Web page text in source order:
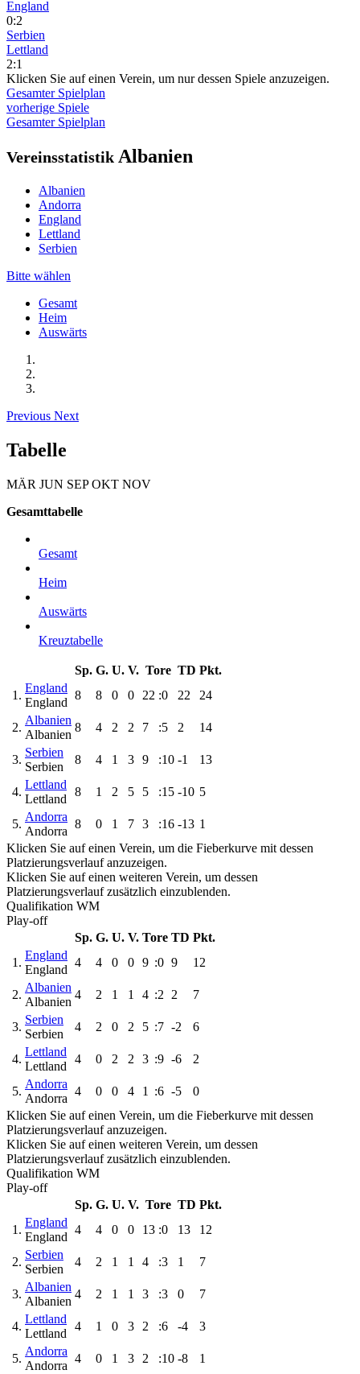
England
0:2
Serbien
Lettland
2:1
Klicken Sie auf einen Verein, um nur dessen Spiele anzuzeigen.
Gesamter Spielplan
vorherige Spiele
Gesamter Spielplan
Vereinsstatistik Albanien
Albanien
Andorra
England
Lettland
Serbien
Bitte wählen
Gesamt
Heim
Auswärts
Previous Next
Tabelle
MÄR JUN SEP OKT NOV
Gesamttabelle
Gesamt
Heim
Auswärts
Kreuztabelle
Sp. G. U. V. Tore TD Pkt.
1.
England
England
8 8 0 0 22 :0 22 24
2.
Albanien
Albanien
8 4 2 2 7 :5 2 14
3.
Serbien
Serbien
8 4 1 3 9 :10 -1 13
4.
Lettland
Lettland
8 1 2 5 5 :15 -10 5
5.
Andorra
Andorra
8 0 1 7 3 :16 -13 1
Klicken Sie auf einen Verein, um die Fieberkurve mit dessen
Platzierungsverlauf anzuzeigen.
Klicken Sie auf einen weiteren Verein, um dessen
Platzierungsverlauf zusätzlich einzublenden.
Qualifikation WM
Play-off
Sp. G. U. V. Tore TD Pkt.
1.
England
England
4 4 0 0 9 :0 9 12
2.
Albanien
Albanien
4 2 1 1 4 :2 2 7
3.
Serbien
Serbien
4 2 0 2 5 :7 -2 6
4.
Lettland
Lettland
4 0 2 2 3 :9 -6 2
5.
Andorra
Andorra
4 0 0 4 1 :6 -5
0
Klicken Sie auf einen Verein, um die Fieberkurve mit dessen
Platzierungsverlauf anzuzeigen.
Klicken Sie auf einen weiteren Verein, um dessen
Platzierungsverlauf zusätzlich einzublenden.
Qualifikation WM
Play-off
Sp. G. U. V. Tore TD Pkt.
1.
England
England
4 4 0 0 13 :0 13 12
2.
Serbien
Serbien
4 2 1 1 4 :3 1 7
3.
Albanien
Albanien
4 2 1 1 3 :3 0 7
4.
Lettland
Lettland
4 1 0 3 2 :6 -4 3
5.
Andorra
Andorra
4 0 1 3 2 :10 -8
1